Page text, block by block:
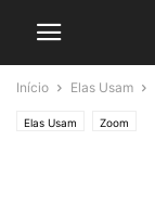
Início Elas Usam
Elas Usam Zoom